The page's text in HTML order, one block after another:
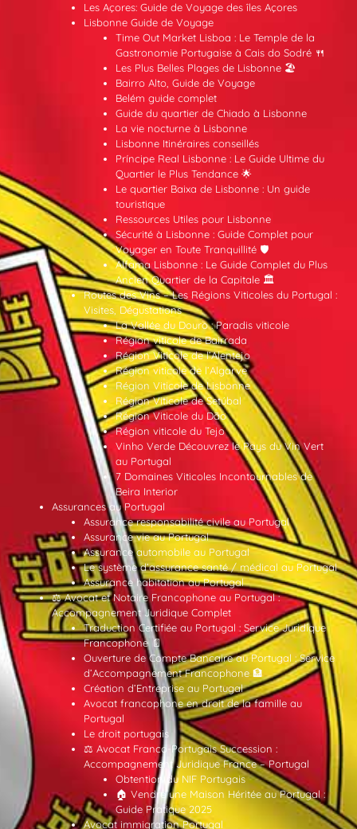
Les Açores: Guide de Voyage des îles Açores
Lisbonne Guide de Voyage
Time Out Market Lisboa : Le Temple de la
Gastronomie Portugaise à Cais do Sodré 🍴
Les Plus Belles Plages de Lisbonne 🏖️
Bairro Alto, Guide de Voyage
Belém guide complet
Guide du quartier de Chiado à Lisbonne
La vie nocturne à Lisbonne
Lisbonne Itinéraires conseillés
Príncipe Real Lisbonne : Le Guide Ultime du
Quartier le Plus Tendance 🌟
Le quartier Baixa de Lisbonne : Un guide
touristique
Ressources Utiles pour Lisbonne
Sécurité à Lisbonne : Guide Complet pour
Voyager en Toute Tranquillité 🛡️
Alfama Lisbonne : Le Guide Complet du Plus
Ancien Quartier de la Capitale 🏛️
Routes des Vins – Les Régions Viticoles du Portugal :
Visites, Dégustations
La Vallée du Douro : Paradis viticole
Région viticole de Bairrada
Région Viticole de l’Alentejo
Région viticole de l’Algarve
Région Viticole de Lisbonne
Région Viticole de Setúbal
Région Viticole du Dão
Région viticole du Tejo
Vinho Verde Découvrez le Pays du Vin Vert
au Portugal
7 Domaines Viticoles Incontournables de
Beira Interior
Assurances au Portugal
Assurance responsabilité civile au Portugal
Assurance vie au Portugal
Assurance automobile au Portugal
Le système d’assurance santé / médical au Portugal
Assurance habitation au Portugal
⚖️ Avocat et Notaire Francophone au Portugal :
Accompagnement Juridique Complet
Traduction Certifiée au Portugal : Service Juridique
Francophone 📄
Ouverture de Compte Bancaire au Portugal : Service
d’Accompagnement Francophone 🏦
Création d’Entreprise au Portugal
Avocat francophone en droit de la famille au
Portugal
Le droit portugais
⚖️ Avocat Franco-Portugais Succession :
Accompagnement Juridique France – Portugal
Obtention du NIF Portugais
🏠 Vendre une Maison Héritée au Portugal :
Guide Pratique 2025
Avocat immigration Portugal